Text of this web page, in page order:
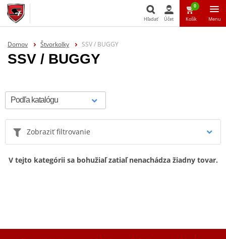
Hľadať Účet
0
Košík Menu
Domov Štvorkolky SSV / BUGGY
SSV / BUGGY
Zobraziť filtrovanie
V tejto kategórii sa bohužiaľ zatiaľ nenachádza žiadny tovar.